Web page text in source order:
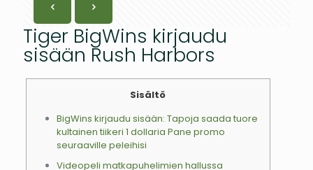
Tiger BigWins kirjaudu
sisään Rush Harbors
Sisältö
BigWins kirjaudu sisään: Tapoja saada tuore
kultainen tiikeri 1 dollaria Pane promo
seuraaville peleihisi
Videopeli matkapuhelimien hallussa